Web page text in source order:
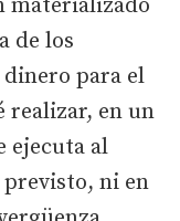
materializado
de los
dinero para el
realizar, en un
ejecuta al
previsto, ni en